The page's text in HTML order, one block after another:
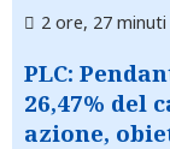
2 ore, 27 minuti
PLC:
26,47% del
azione,